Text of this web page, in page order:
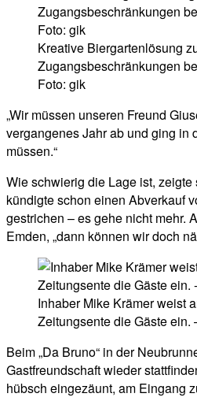
Kreative Biergartenlösung
Zugangsbeschränkungen
Foto: gik
„Wir müssen unseren Freund
vergangenes Jahr ab und ging in
müssen.“
Wie schwierig die Lage ist, zeigte
kündigte schon einen Abverkauf
gestrichen – es gehe nicht mehr.
Emden, „dann können wir doch
Inhaber Mike Krämer weist
Zeitungsente die Gäste ein.
Beim „Da Bruno“ in der
Gastfreundschaft wieder
hübsch eingezäunt, am Eingang